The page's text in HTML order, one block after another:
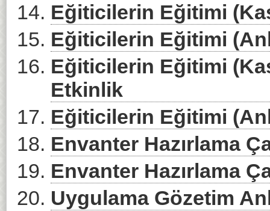
Eğiticilerin Eğitimi
Eğiticilerin Eğitimi
Eğiticilerin Eğitimi
Etkinlik
Eğiticilerin Eğitimi
Envanter Hazırlama
Envanter Hazırlama
Uygulama Gözetim